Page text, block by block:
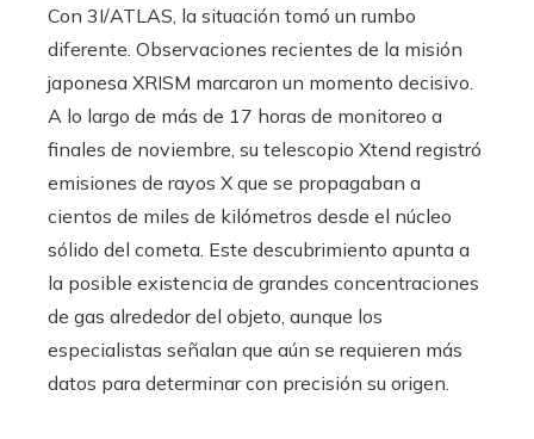
Con 3I/ATLAS, la situación tomó un rumbo
diferente. Observaciones recientes de la misión
japonesa XRISM marcaron un momento decisivo.
A lo largo de más de 17 horas de monitoreo a
finales de noviembre, su telescopio Xtend registró
emisiones de rayos X que se propagaban a
cientos de miles de kilómetros desde el núcleo
sólido del cometa. Este descubrimiento apunta a
la posible existencia de grandes concentraciones
de gas alrededor del objeto, aunque los
especialistas señalan que aún se requieren más
datos para determinar con precisión su origen.